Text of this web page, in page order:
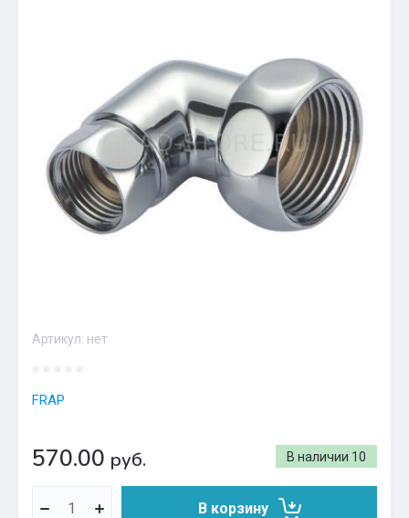
Артикул: нет
FRAP
В наличии 10
570.00 руб.
В корзину